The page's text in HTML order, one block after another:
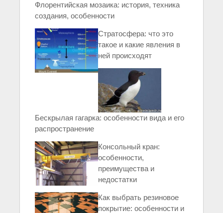
Флорентийская мозаика: история, техника
создания, особенности
Стратосфера: что это
такое и какие явления в
ней происходят
Бескрылая гагарка: особенности вида и его
распространение
Консольный кран:
особенности,
преимущества и
недостатки
Как выбрать резиновое
покрытие: особенности и